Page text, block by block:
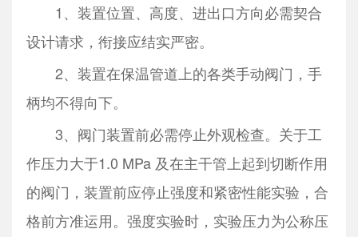
1、装置位置、高度、进出口方向必需契合
设计请求，衔接应结实严密。
2、装置在保温管道上的各类手动阀门，手
柄均不得向下。
3、阀门装置前必需停止外观检查。关于工
作压力大于1.0 MPa 及在主干管上起到切断作用
的阀门，装置前应停止强度和紧密性能实验，合
格前方准运用。强度实验时，实验压力为公称压